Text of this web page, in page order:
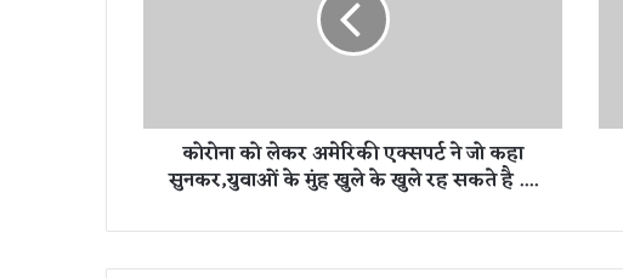
मे
क्स
कोरोना को लेकर अमेरिकी एक्सपर्ट ने जो कहा
सुनकर,युवाओं के मुंह खुले के खुले रह सकते है ....
क
सा